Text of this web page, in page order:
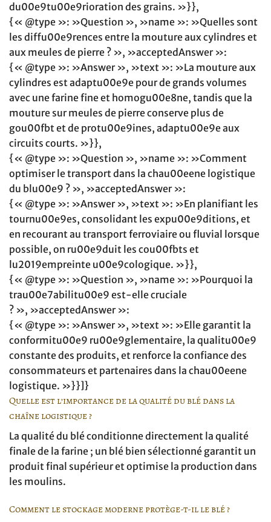
du00e9tu00e9rioration des grains. »}},
{« @type »: »Question », »name »: »Quelles sont
les diffu00e9rences entre la mouture aux cylindres et
aux meules de pierre ? », »acceptedAnswer »:
{« @type »: »Answer », »text »: »La mouture aux
cylindres est adaptu00e9e pour de grands volumes
avec une farine fine et homogu00e8ne, tandis que la
mouture sur meules de pierre conserve plus de
gou00fbt et de protu00e9ines, adaptu00e9e aux
circuits courts. »}},
{« @type »: »Question », »name »: »Comment
optimiser le transport dans la chau00eene logistique
du blu00e9 ? », »acceptedAnswer »:
{« @type »: »Answer », »text »: »En planifiant les
tournu00e9es, consolidant les expu00e9ditions, et
en recourant au transport ferroviaire ou fluvial lorsque
possible, on ru00e9duit les cou00fbts et
lu2019empreinte u00e9cologique. »}},
{« @type »: »Question », »name »: »Pourquoi la
trau00e7abilitu00e9 est-elle cruciale
? », »acceptedAnswer »:
{« @type »: »Answer », »text »: »Elle garantit la
conformitu00e9 ru00e9glementaire, la qualitu00e9
constante des produits, et renforce la confiance des
consommateurs et partenaires dans la chau00eene
logistique. »}}]}
Quelle est l’importance de la qualité du blé dans la
chaîne logistique ?
La qualité du blé conditionne directement la qualité
finale de la farine ; un blé bien sélectionné garantit un
produit final supérieur et optimise la production dans
les moulins.
Comment le stockage moderne protège-t-il le blé ?